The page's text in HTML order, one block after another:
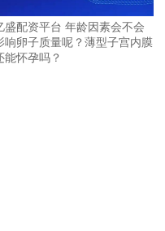
盛配资平台 年龄因素会不会
响卵子质量呢？薄型子宫内膜
能怀孕吗？